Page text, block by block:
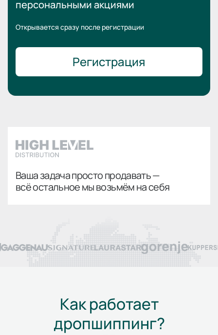
персональными акциями
Открывается сразу после регистрации
Регистрация
Ваша задача просто продавать —
всё остальное мы возьмём на себя
Как работает
дропшиппинг?